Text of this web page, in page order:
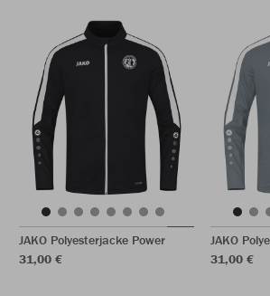
JAKO Polyesterjacke Power
31,00 €
JAKO
31,00 €